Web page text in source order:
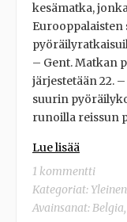
kesämatka,
– Gent. Matkan
järjestetään 22.
suurin
runoilla reissun
Lue lisää
1 kommentti
Kategoriat: Yleinen
Avainsanat:Belgia,